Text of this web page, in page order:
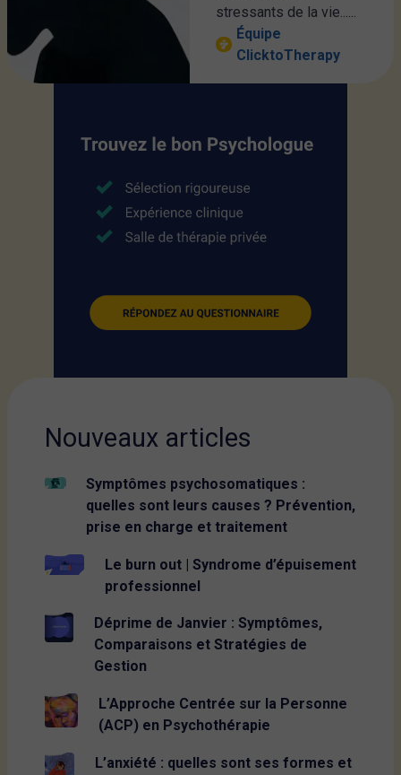
stressants de la vie......
Équipe
ClicktoTherapy
Nouveaux articles
Symptômes psychosomatiques :
quelles sont leurs causes ? Prévention,
prise en charge et traitement
Le burn out | Syndrome d’épuisement
professionnel
Déprime de Janvier : Symptômes,
Comparaisons et Stratégies de
Gestion
L’Approche Centrée sur la Personne
(ACP) en Psychothérapie
L’anxiété : quelles sont ses formes et